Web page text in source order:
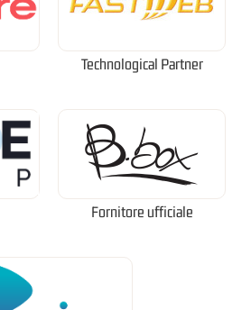
Technological Partner
Fornitore ufficiale